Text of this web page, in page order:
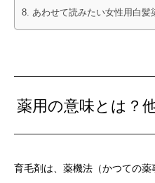
あわせて読みたい女性用白髪
薬用の意味とは？
育毛剤は、薬機法（かつての